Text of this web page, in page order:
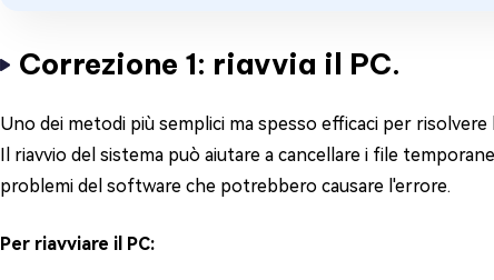
Correzione 1: riavvia il PC.
Uno dei metodi più semplici ma spesso efficaci per
Il riavvio del sistema può aiutare a cancellare i file
problemi del software che potrebbero causare l'errore.
Per riavviare il PC: